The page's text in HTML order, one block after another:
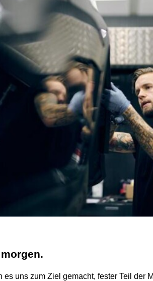
es uns zum Ziel gemacht, fester Teil der